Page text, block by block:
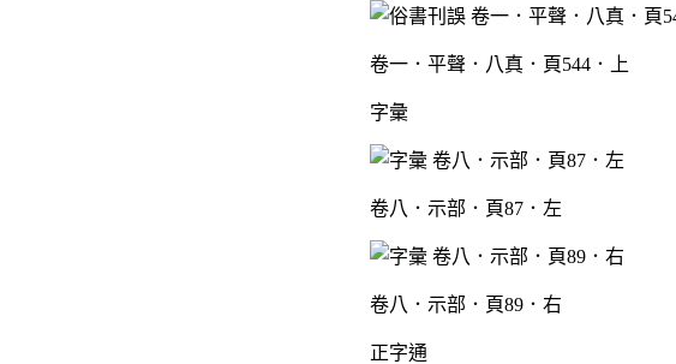
卷一．平聲．八真．頁544．上
字彙
卷八．示部．頁87．左
卷八．示部．頁89．右
正字通